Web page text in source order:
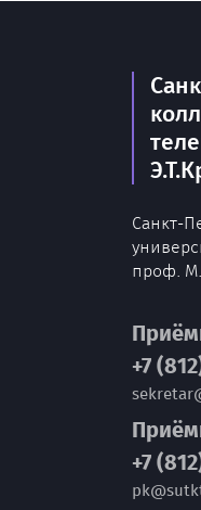
Санкт-
проф.
+7
+7